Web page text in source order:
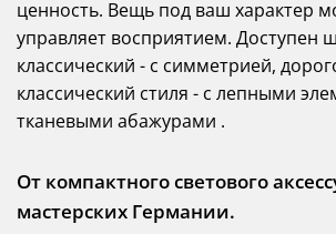
ценность. Вещь под ваш характер
управляет восприятием. Доступен
классический - с симметрией,
классический стиля - с лепными
тканевыми абажурами .
От компактного светового
мастерских Германии.